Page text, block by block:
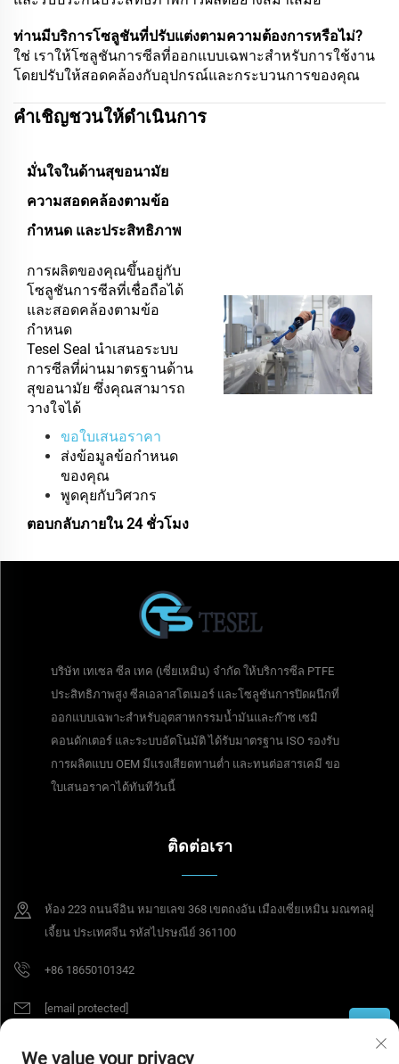
ท่านมีบริการโซลูชันที่ปรับแต่งตามความต้องการหรือไม่?
ใช่ เราให้โซลูชันการซีลที่ออกแบบเฉพาะสำหรับการใช้งาน
โดยปรับให้สอดคล้องกับอุปกรณ์และกระบวนการของคุณ
คำเชิญชวนให้ดำเนินการ
มั่นใจในด้านสุขอนามัย
ความสอดคล้องตามข้อ
กำหนด และประสิทธิภาพ
การผลิตของคุณขึ้นอยู่กับ
โซลูชันการซีลที่เชื่อถือได้
และสอดคล้องตามข้อ
กำหนด
Tesel Seal นำเสนอระบบ
การซีลที่ผ่านมาตรฐานด้าน
สุขอนามัย ซึ่งคุณสามารถ
วางใจได้
ขอใบเสนอราคา
ส่งข้อมูลข้อกำหนด
ของคุณ
พูดคุยกับวิศวกร
ตอบกลับภายใน 24 ชั่วโมง
บริษัท เทเซล ซีล เทค (เซี่ยเหมิน) จำกัด ให้บริการซีล PTFE
ประสิทธิภาพสูง ซีลเอลาสโตเมอร์ และโซลูชันการปิดผนึกที่
ออกแบบเฉพาะสำหรับอุตสาหกรรมน้ำมันและก๊าซ เซมิ
คอนดักเตอร์ และระบบอัตโนมัติ ได้รับมาตรฐาน ISO รองรับ
การผลิตแบบ OEM มีแรงเสียดทานต่ำ และทนต่อสารเคมี ขอ
ใบเสนอราคาได้ทันทีวันนี้
ติดต่อเรา
ห้อง 223 ถนนจีอิน หมายเลข 368 เขตถงอัน เมืองเซี่ยเหมิน มณฑลฝู
เจี้ยน ประเทศจีน รหัสไปรษณีย์ 361100
+86 18650101342
[email protected]
We value your privacy